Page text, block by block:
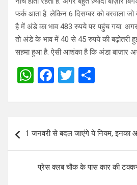
फर्क आता है. लेकिन 6 दिसम्बर को बरवाला
है में अंडे का भाव 483 रुपये पर पहुंच गया.
तो अंडे के भाव में 40 से 45 रुपये की बढ़ोतरी हुई
सहमा हुआ है. ऐसी आशंका है कि अंडा बाज़ार
W
at
A
p
p
F
ce
b
o
o
k
T
tt
er
ar
e
navigation
1 जनवरी से बदल जाएंगे ये नियम, इनका
प्रेस क्लब चौक के पास कार की